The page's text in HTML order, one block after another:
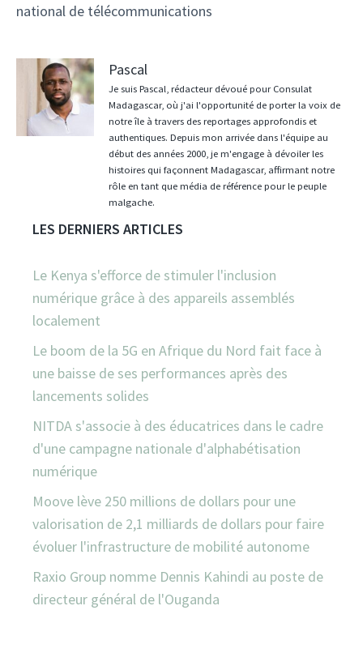
national de télécommunications
Pascal
Je suis Pascal, rédacteur dévoué pour Consulat
Madagascar, où j'ai l'opportunité de porter la voix de
notre île à travers des reportages approfondis et
authentiques. Depuis mon arrivée dans l'équipe au
début des années 2000, je m'engage à dévoiler les
histoires qui façonnent Madagascar, affirmant notre
rôle en tant que média de référence pour le peuple
malgache.
LES DERNIERS ARTICLES
Le Kenya s'efforce de stimuler l'inclusion
numérique grâce à des appareils assemblés
localement
Le boom de la 5G en Afrique du Nord fait face à
une baisse de ses performances après des
lancements solides
NITDA s'associe à des éducatrices dans le cadre
d'une campagne nationale d'alphabétisation
numérique
Moove lève 250 millions de dollars pour une
valorisation de 2,1 milliards de dollars pour faire
évoluer l'infrastructure de mobilité autonome
Raxio Group nomme Dennis Kahindi au poste de
directeur général de l'Ouganda